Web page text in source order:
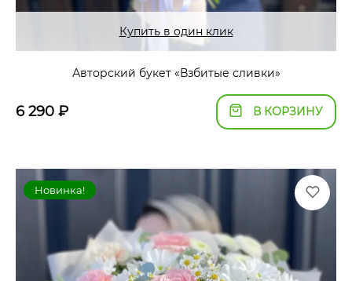
Купить в один клик
Авторский букет «Взбитые сливки»
6 290 ₽ В КОРЗИНУ
Новинка!